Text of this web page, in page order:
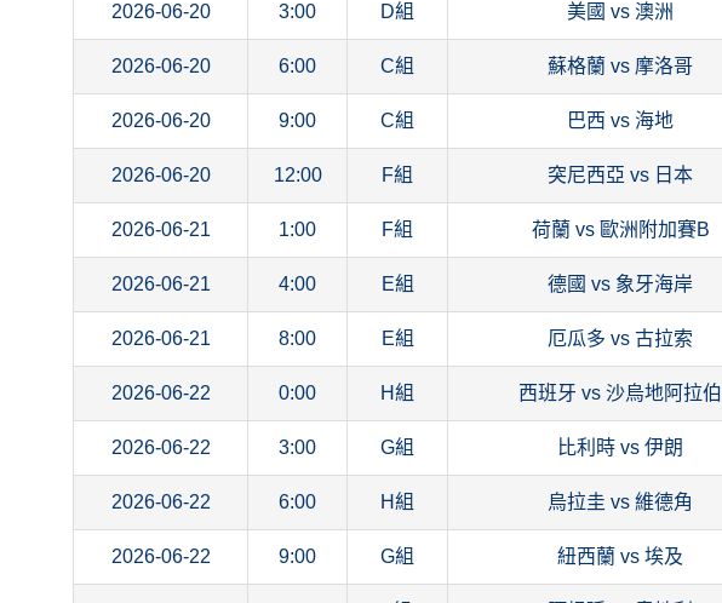
2026-06-20 3:00 D組 美國 vs 澳洲
2026-06-20 6:00 C組 蘇格蘭 vs 摩洛哥
2026-06-20 9:00 C組 巴西 vs 海地
2026-06-20 12:00 F組 突尼西亞 vs 日本
2026-06-21 1:00 F組 荷蘭 vs 歐洲附加賽B
2026-06-21 4:00 E組 德國 vs 象牙海岸
2026-06-21 8:00 E組 厄瓜多 vs 古拉索
2026-06-22 0:00 H組 西班牙 vs 沙烏地阿拉伯
2026-06-22 3:00 G組 比利時 vs 伊朗
2026-06-22 6:00 H組 烏拉圭 vs 維德角
2026-06-22 9:00 G組 紐西蘭 vs 埃及